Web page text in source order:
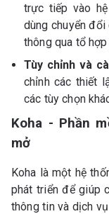
trực tiếp vào
dùng chuyển
thông qua tổ
Tùy chỉnh và
chỉnh các thiết
các tùy chọn
Koha - Phần
mở
Koha là một hệ
phát triển để giúp
thông tin và dịch